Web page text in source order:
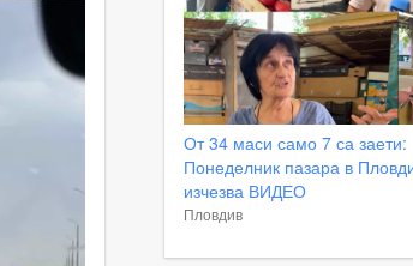
От 34 маси само 7 са заети:
Понеделник пазара в
изчезва ВИДЕО
Пловдив